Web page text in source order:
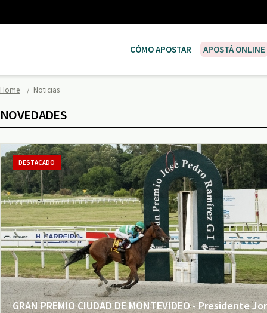
CÓMO APOSTAR APOSTÁ ONLINE
Home Noticias
NOVEDADES
GRAN PREMIO CIUDAD DE MONTEVIDEO - Presidente
DESTACADO